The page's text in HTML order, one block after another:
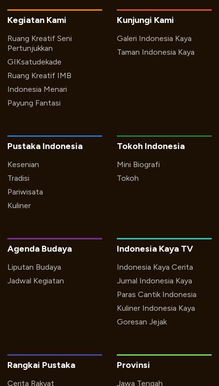
Kegiatan Kami
Ruang Kreatif Seni
Pertunjukkan
GIKsatudekade
Ruang Kreatif IMB
Indonesia Menari
Payung Fantasi
Kunjungi Kami
Galeri Indonesia Kaya
Taman Indonesia Kaya
Pustaka Indonesia
Kesenian
Tradisi
Pariwisata
Kuliner
Tokoh Indonesia
Mini Biografi
Tokoh
Indonesia Kaya TV
Indonesia Kaya Cerita
Jurnal Indonesia Kaya
Paras Cantik Indonesia
Kuliner Indonesia Kaya
Goresan Jejak
Agenda Budaya
Liputan Budaya
Jadwal Kegiatan
Rangkai Pustaka
Cerita Rakyat
Provinsi
Jawa Tengah